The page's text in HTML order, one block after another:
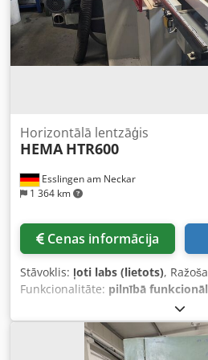
Esslingen am Neckar
1 364 km
Horizontālā lentzāģis
HEMA HTR600
Cenas informācija
Stāvoklis: ļoti labs (lietots),
Funkcionalitāte: pilnībā
,
frekvence:50 Hz, ievades strāvas
maksimālais griešanas augstums:
platums (maks.):650 mm ,